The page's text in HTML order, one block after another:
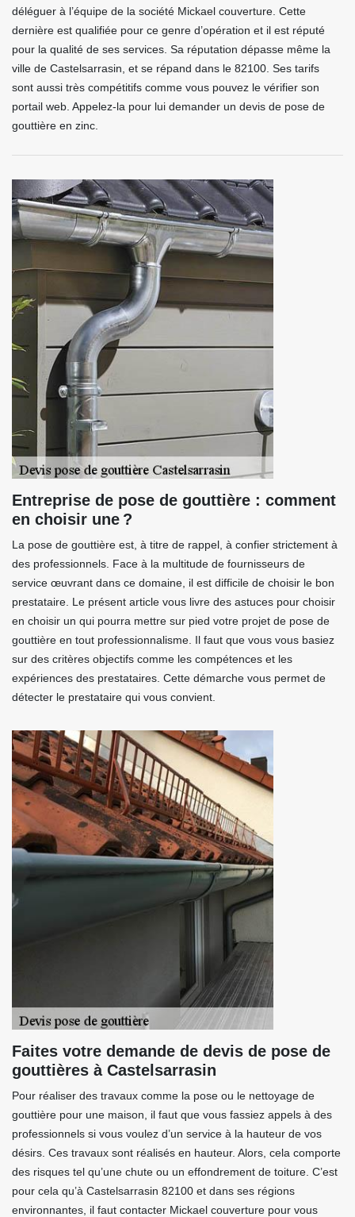
déléguer à l’équipe de la société Mickael couverture. Cette
dernière est qualifiée pour ce genre d’opération et il est réputé
pour la qualité de ses services. Sa réputation dépasse même la
ville de Castelsarrasin, et se répand dans le 82100. Ses tarifs
sont aussi très compétitifs comme vous pouvez le vérifier son
portail web. Appelez-la pour lui demander un devis de pose de
gouttière en zinc.
Entreprise de pose de gouttière : comment
en choisir une ?
La pose de gouttière est, à titre de rappel, à confier strictement à
des professionnels. Face à la multitude de fournisseurs de
service œuvrant dans ce domaine, il est difficile de choisir le bon
prestataire. Le présent article vous livre des astuces pour choisir
en choisir un qui pourra mettre sur pied votre projet de pose de
gouttière en tout professionnalisme. Il faut que vous vous basiez
sur des critères objectifs comme les compétences et les
expériences des prestataires. Cette démarche vous permet de
détecter le prestataire qui vous convient.
Faites votre demande de devis de pose de
gouttières à Castelsarrasin
Pour réaliser des travaux comme la pose ou le nettoyage de
gouttière pour une maison, il faut que vous fassiez appels à des
professionnels si vous voulez d’un service à la hauteur de vos
désirs. Ces travaux sont réalisés en hauteur. Alors, cela comporte
des risques tel qu’une chute ou un effondrement de toiture. C’est
pour cela qu’à Castelsarrasin 82100 et dans ses régions
environnantes, il faut contacter Mickael couverture pour vous